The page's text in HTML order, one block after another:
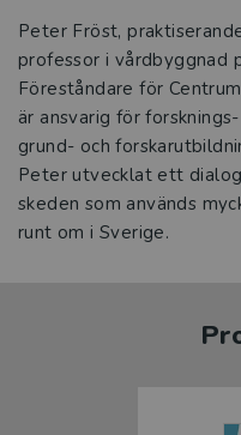
Peter Fröst,
professor i vårdbyggnad
Föreståndare för
är ansvarig för
grund- och
Peter utvecklat ett
skeden som används
runt om i Sverige.